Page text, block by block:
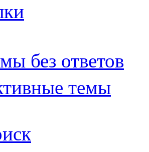
без ответов
темы